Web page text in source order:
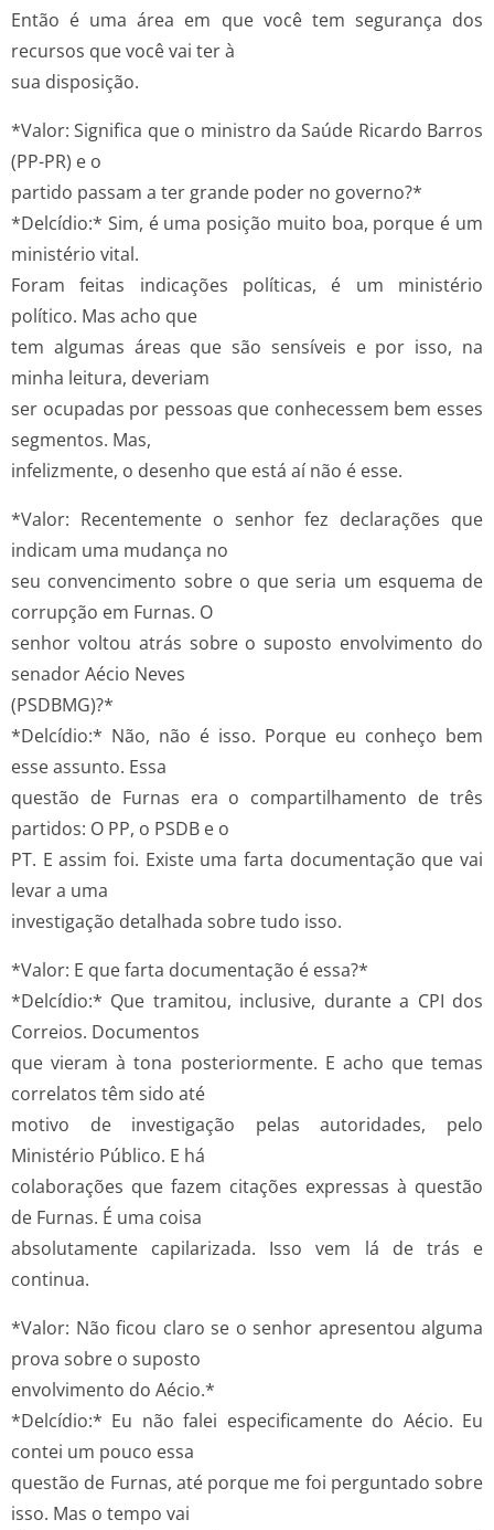
Então é uma área em que você tem segurança dos
recursos que você vai ter à
sua disposição.
*Valor: Significa que o ministro da Saúde Ricardo Barros
(PP­-PR) e o
partido passam a ter grande poder no governo?*
*Delcídio:* Sim, é uma posição muito boa, porque é um
ministério vital.
Foram feitas indicações políticas, é um ministério
político. Mas acho que
tem algumas áreas que são sensíveis e por isso, na
minha leitura, deveriam
ser ocupadas por pessoas que conhecessem bem esses
segmentos. Mas,
infelizmente, o desenho que está aí não é esse.
*Valor: Recentemente o senhor fez declarações que
indicam uma mudança no
seu convencimento sobre o que seria um esquema de
corrupção em Furnas. O
senhor voltou atrás sobre o suposto envolvimento do
senador Aécio Neves
(PSDB­MG)?*
*Delcídio:* Não, não é isso. Porque eu conheço bem
esse assunto. Essa
questão de Furnas era o compartilhamento de três
partidos: O PP, o PSDB e o
PT. E assim foi. Existe uma farta documentação que vai
levar a uma
investigação detalhada sobre tudo isso.
*Valor: E que farta documentação é essa?*
*Delcídio:* Que tramitou, inclusive, durante a CPI dos
Correios. Documentos
que vieram à tona posteriormente. E acho que temas
correlatos têm sido até
motivo de investigação pelas autoridades, pelo
Ministério Público. E há
colaborações que fazem citações expressas à questão
de Furnas. É uma coisa
absolutamente capilarizada. Isso vem lá de trás e
continua.
*Valor: Não ficou claro se o senhor apresentou alguma
prova sobre o suposto
envolvimento do Aécio.*
*Delcídio:* Eu não falei especificamente do Aécio. Eu
contei um pouco essa
questão de Furnas, até porque me foi perguntado sobre
isso. Mas o tempo vai